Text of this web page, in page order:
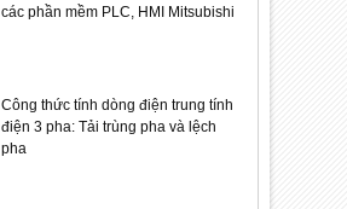
các phần mềm PLC, HMI Mitsubishi
Công thức tính dòng điện trung tính
điện 3 pha: Tải trùng pha và lệch
pha